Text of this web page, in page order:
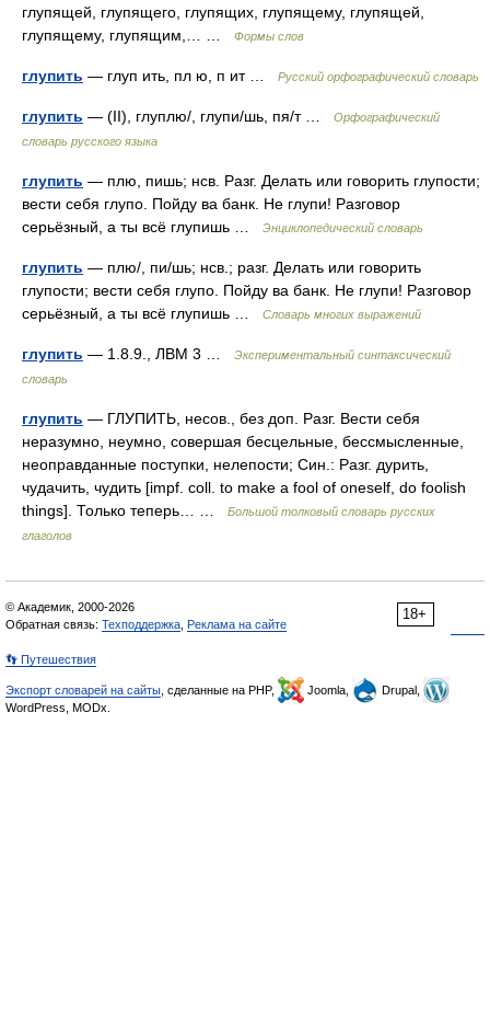
глупящей, глупящего, глупящих, глупящему, глупящей,
глупящему, глупящим,… …
Формы слов
глупить — глуп ить, пл ю, п ит … Русский орфографический словарь
глупить — (II), глуплю/, глупи/шь, пя/т …
Орфографический
словарь русского языка
глупить — плю, пишь; нсв. Разг. Делать или говорить глупости;
вести себя глупо. Пойду ва банк. Не глупи! Разговор
серьёзный, а ты всё глупишь …
Энциклопедический словарь
глупить — плю/, пи/шь; нсв.; разг. Делать или говорить
глупости; вести себя глупо. Пойду ва банк. Не глупи! Разговор
серьёзный, а ты всё глупишь …
Словарь многих выражений
глупить — 1.8.9., ЛВМ 3 …
Экспериментальный синтаксический
словарь
глупить — ГЛУПИТЬ, несов., без доп. Разг. Вести себя
неразумно, неумно, совершая бесцельные, бессмысленные,
неоправданные поступки, нелепости; Син.: Разг. дурить,
чудачить, чудить [impf. coll. to make a fool of oneself, do foolish
things]. Только теперь… …
Большой толковый словарь русских
глаголов
18+
© Академик, 2000-2026
Обратная связь: Техподдержка Реклама на сайте
👣 Путешествия
Экспорт словарей на сайты , сделанные на PHP, Joomla,
Drupal,
WordPress, MODx.